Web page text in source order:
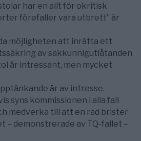
har en allt för okritisk
förefaller vara utbrett” är
möjligheten att inrätta ett
av sakkunnigutlåtanden
är intressant, men mycket
är av intresse.
syns kommissionen i alla fall
medverka till att en rad brister
– demonstrerade av TQ-fallet –